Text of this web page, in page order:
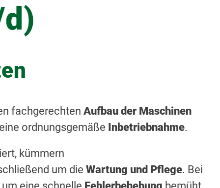
fachgerechten Aufbau der Maschinen
ordnungsgemäße Inbetriebnahme.
kümmern
um die Wartung und Pflege. Bei